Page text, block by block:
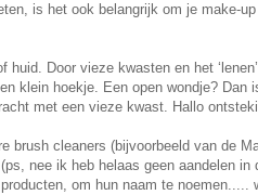
is het ook belangrijk om je make-
huid. Door vieze kwasten en het
klein hoekje. Een open wondje? Dan
met een vieze kwast. Hallo
brush cleaners (bijvoorbeeld van de
nee ik heb helaas geen aandelen in
om hun naam te noemen.....